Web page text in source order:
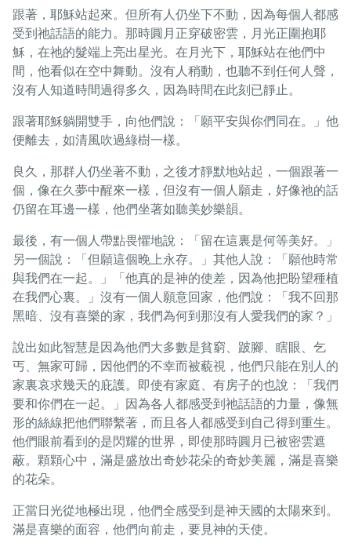
跟著，耶穌站起來。但所有人仍坐下不動，因為每個人都感
受到祂話語的能力。那時圓月正穿破密雲，月光正圍抱耶
穌，在祂的髮端上亮出星光。在月光下，耶穌站在他們中
間，他看似在空中舞動。沒有人稍動，也聽不到任何人聲，
沒有人知道時間過得多久，因為時間在此刻已靜止。
跟著耶穌躺開雙手，向他們說：「願平安與你們同在。」他
便離去，如清風吹過綠樹一樣。
良久，那群人仍坐著不動，之後才靜默地站起，一個跟著一
個，像在久夢中醒來一樣，但沒有一個人願走，好像祂的話
仍留在耳邊一樣，他們坐著如聽美妙樂韻。
最後，有一個人帶點畏懼地說：「留在這裏是何等美好。」
另一個說：「但願這個晚上永存。」其他人說：「願他時常
與我們在一起。」「他真的是神的使差，因為他把盼望種植
在我們心裏。」沒有一個人願意回家，他們說：「我不回那
黑暗、沒有喜樂的家，我們為何到那沒有人愛我們的家？」
說出如此智慧是因為他們大多數是貧窮、跛腳、瞎眼、乞
丐、無家可歸，因他們的不幸而被藐視，他們只能在別人的
家裏哀求幾天的庇護。即使有家庭、有房子的也說：「我們
要和你們在一起。」因為各人都感受到祂話語的力量，像無
形的絲線把他們聯繫著，而且各人都感受到自己得到重生。
他們眼前看到的是閃耀的世界，即使那時圓月已被密雲遮
蔽。顆顆心中，滿是盛放出奇妙花朵的奇妙美麗，滿是喜樂
的花朵。
正當日光從地極出現，他們全感受到是神天國的太陽來到。
滿是喜樂的面容，他們向前走，要見神的天使。